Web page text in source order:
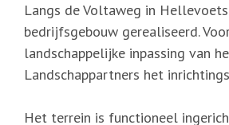
Langs de Voltaweg in
bedrijfsgebouw gerealiseerd.
landschappelijke inpassing van
Landschappartners het
Het terrein is functioneel